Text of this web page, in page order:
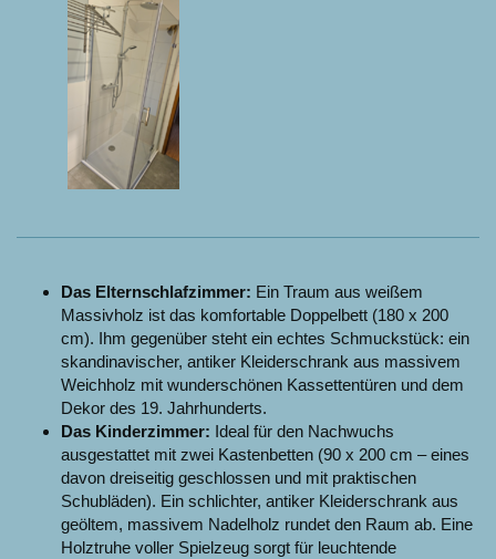
Das Elternschlafzimmer: Ein Traum aus weißem
Massivholz ist das komfortable Doppelbett (180 x 200
cm). Ihm gegenüber steht ein echtes Schmuckstück: ein
skandinavischer, antiker Kleiderschrank aus massivem
Weichholz mit wunderschönen Kassettentüren und dem
Dekor des 19. Jahrhunderts.
Das Kinderzimmer: Ideal für den Nachwuchs
ausgestattet mit zwei Kastenbetten (90 x 200 cm – eines
davon dreiseitig geschlossen und mit praktischen
Schubläden). Ein schlichter, antiker Kleiderschrank aus
geöltem, massivem Nadelholz rundet den Raum ab. Eine
Holztruhe voller Spielzeug sorgt für leuchtende